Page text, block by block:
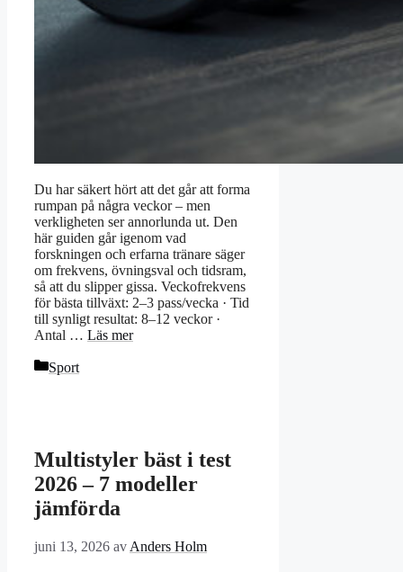
Du har säkert hört att det går att forma
rumpan på några veckor – men
verkligheten ser annorlunda ut. Den
här guiden går igenom vad
forskningen och erfarna tränare säger
om frekvens, övningsval och tidsram,
så att du slipper gissa. Veckofrekvens
för bästa tillväxt: 2–3 pass/vecka · Tid
till synligt resultat: 8–12 veckor ·
Antal … Läs mer
Kategorier
Sport
Multistyler bäst i test
2026 – 7 modeller
jämförda
juni 13, 2026 av Anders Holm